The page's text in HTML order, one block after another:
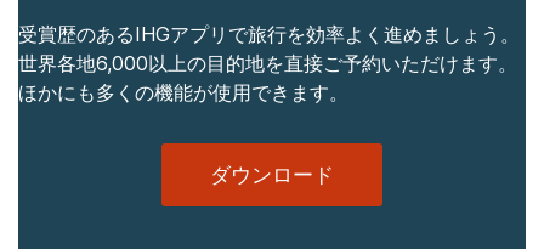
受賞歴のあるIHGアプリで旅行を効率よく進めましょう。
世界各地6,000以上の目的地を直接ご予約いただけます。
ほかにも多くの機能が使用できます。
ダウンロード